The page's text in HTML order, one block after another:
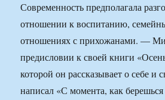
Современность предполагала
отношении к воспитанию,
отношениях с прихожанами. —
предисловии к своей книги
которой он рассказывает о себе и
написал «С момента, как